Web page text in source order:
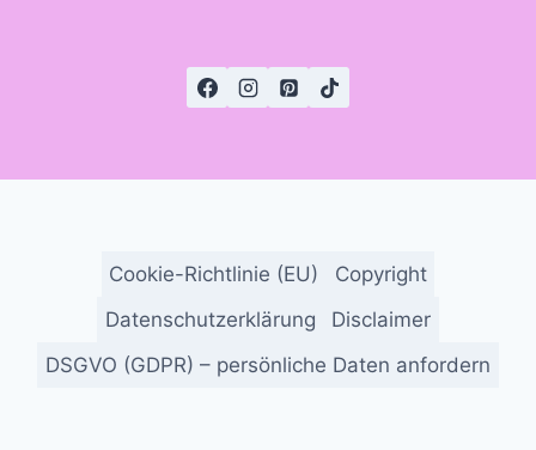
Cookie-Richtlinie (EU)
Copyright
Datenschutzerklärung
Disclaimer
DSGVO (GDPR) – persönliche Daten anfordern